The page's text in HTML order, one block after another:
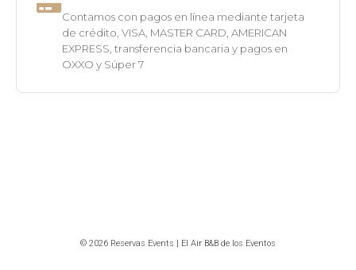
Contamos con pagos en línea mediante tarjeta
de crédito, VISA, MASTER CARD, AMERICAN
EXPRESS, transferencia bancaria y pagos en
OXXO y Súper 7
© 2026 Reservas Events | El Air B&B de los Eventos